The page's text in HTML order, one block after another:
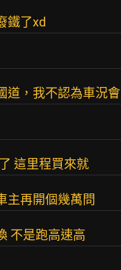
鐵了xd
道，我不認為車況會
這里程買來就
主再開個幾萬問
不是跑高速高